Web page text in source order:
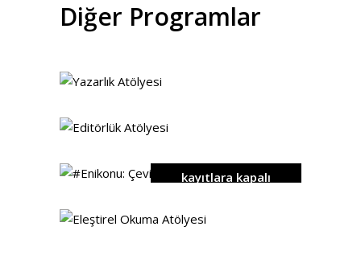
Diğer Programlar
kayıtlara kapalı